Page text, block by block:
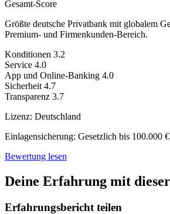
Gesamt-Score
Größte deutsche Privatbank mit globalem
Premium- und Firmenkunden-Bereich.
Konditionen 3.2
Service 4.0
App und Online-Banking 4.0
Sicherheit 4.7
Transparenz 3.7
Lizenz: Deutschland
Einlagensicherung: Gesetzlich bis 100.000
Bewertung lesen
Deine Erfahrung mit
Erfahrungsbericht teilen